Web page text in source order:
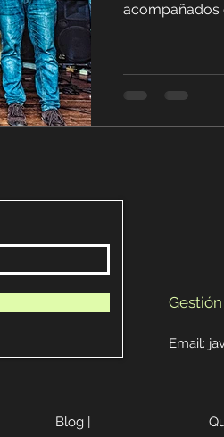
acompañados
Email:
Blog |